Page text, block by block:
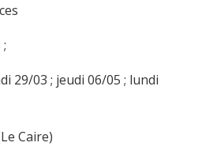
29/03 ; jeudi 06/05 ; lundi
Caire)